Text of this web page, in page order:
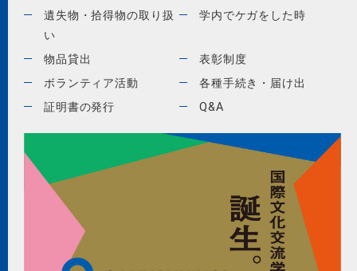
遺失物・拾得物の取り扱
い
学内でケガをした時
物品貸出
表彰制度
ボランティア活動
各種手続き・届け出
証明書の発行
Q&A